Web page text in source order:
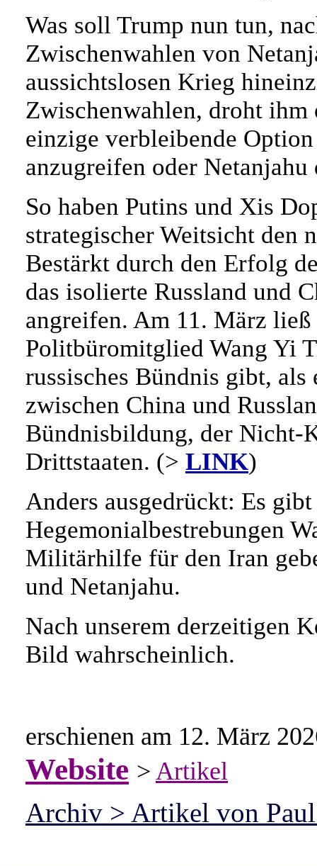
Was soll Trump nun tun,
Zwischenwahlen von
aussichtslosen Krieg
Zwischenwahlen, droht
einzige verbleibende
anzugreifen oder Netanjahu
So haben Putins und Xis
strategischer Weitsicht den
Bestärkt durch den Erfolg
das isolierte Russland und
angreifen. Am 11. März
Politbüromitglied Wang Yi
russisches Bündnis gibt,
zwischen China und
Bündnisbildung, der Nicht-
Drittstaaten. (> LINK)
Anders ausgedrückt: Es
Hegemonialbestrebungen
Militärhilfe für den Iran
und Netanjahu.
Nach unserem derzeitigen
Bild wahrscheinlich.
erschienen am 12. März
Website > Artikel
Archiv > Artikel von